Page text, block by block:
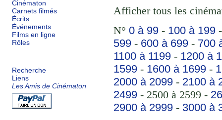
Cinématon
Carnets filmés
Écrits
Événements
Films en ligne
Rôles
Recherche
Liens
Les Amis de Cinématon
Afficher tous les
N°0 à 99 - 100 à 199
599 - 600 à 699 - 700
1100 à 1199 - 1200 à
1599 - 1600 à 1699 -
2000 à 2099 - 2100 à
2499 - 2500 à 2599 -
2900 à 2999 - 3000 à